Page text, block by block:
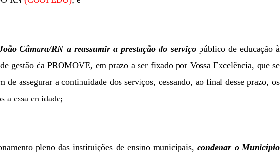
Câmara/RN a reassumir a prestação do serviçopúblico de educação à
gestão da PROMOVE, em prazo a ser fixado por Vossa Excelência, que se
de assegurar a continuidade dos serviços, cessando, ao final desse prazo, os
a essa entidade;
pleno das instituições de ensino municipais,condenar o Município